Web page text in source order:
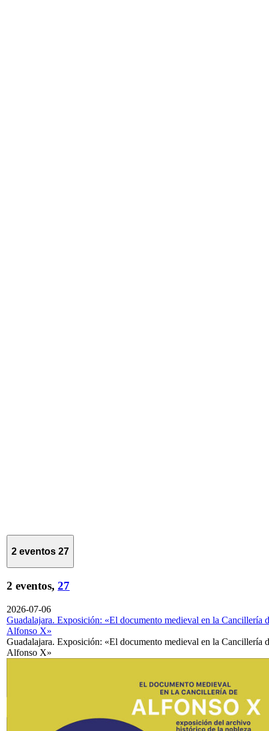
2 eventos 27
2 eventos, 27
2026-07-06
Guadalajara. Exposición: «El documento medieval en la Cancillería
Alfonso X»
Guadalajara. Exposición: «El documento medieval en la Cancillería
Alfonso X»